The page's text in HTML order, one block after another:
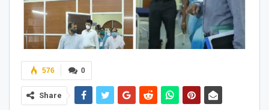
0
576
Share